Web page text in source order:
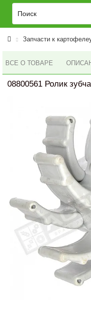
Запчасти к
ВСЕ О ТОВАРЕ
08800561 Ролик